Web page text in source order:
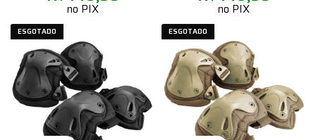
no PIX no PIX
ESGOTADO ESGOTADO